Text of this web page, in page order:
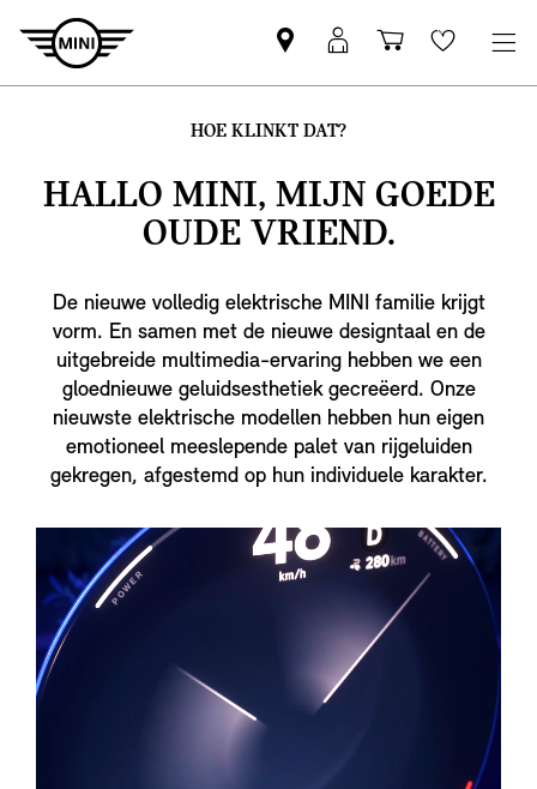
Vind
een
partner
MyMini
login
Wishlist
HOE KLINKT DAT?
HALLO MINI, MIJN GOEDE
OUDE VRIEND.
De nieuwe volledig elektrische MINI familie krijgt
vorm. En samen met de nieuwe designtaal en de
uitgebreide multimedia-ervaring hebben we een
gloednieuwe geluidsesthetiek gecreëerd. Onze
nieuwste elektrische modellen hebben hun eigen
emotioneel meeslepende palet van rijgeluiden
gekregen, afgestemd op hun individuele karakter.